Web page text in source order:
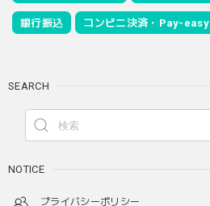
銀行振込 コンビニ決済・Pay-easy
SEARCH
NOTICE
プライバシーポリシー